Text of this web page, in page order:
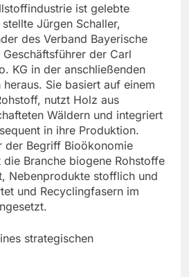
ist gelebte
Jürgen Schaller,
des Verband Bayerische
der Carl
KG in der anschließenden
Sie basiert auf einem
nutzt Holz aus
Wäldern und integriert
in ihre Produktion.
der Begriff Bioökonomie
Branche biogene Rohstoffe
Nebenprodukte stofflich und
und Recyclingfasern im
strategischen